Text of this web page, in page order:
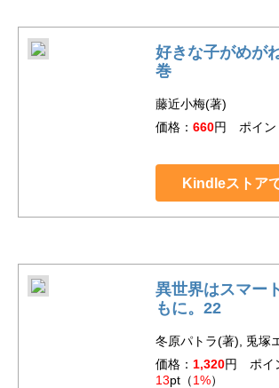
好きな子がめが
巻
藤近小梅(著)
価格： 660円 ポイン
Kindleストア
異世界はスマー
もに。22
冬原パトラ(著), 兎塚
価格： 1,320円 ポイ
13pt（1%）